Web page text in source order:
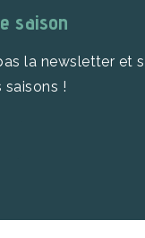
saison
la newsletter et
saisons !